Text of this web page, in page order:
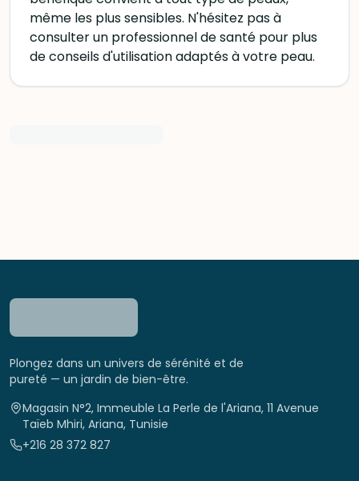
même les plus sensibles. N'hésitez pas à
consulter un professionnel de santé pour plus
de conseils d'utilisation adaptés à votre peau.
Plongez dans un univers de sérénité et de
pureté — un jardin de bien-être.
Magasin N°2, Immeuble La Perle de l'Ariana, 11 Avenue
Taïeb Mhiri, Ariana, Tunisie
+216 28 372 827